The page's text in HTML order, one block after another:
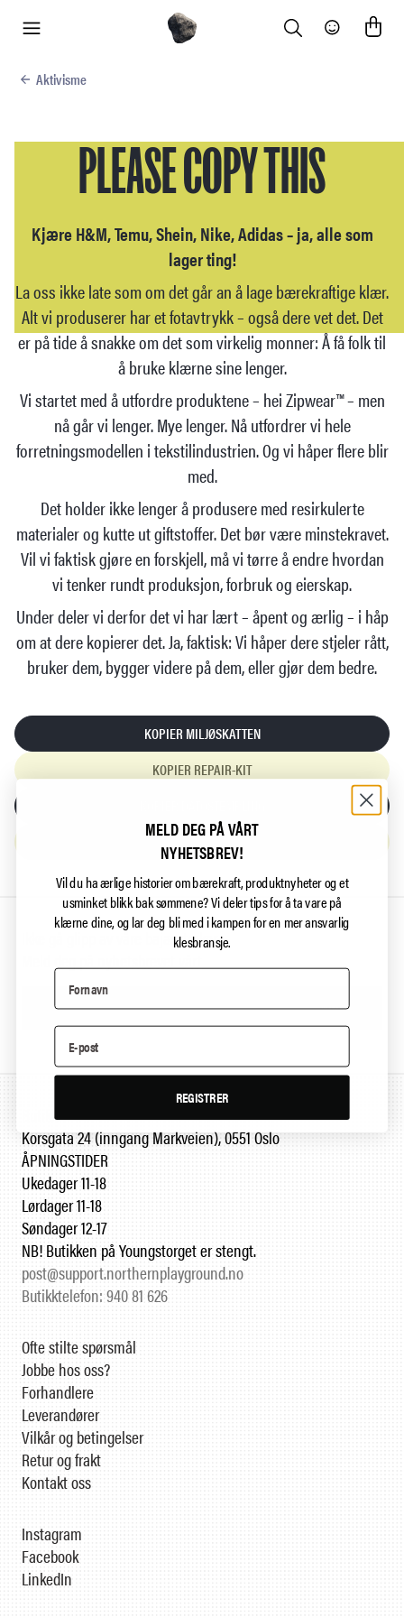
Search Community
Aktivisme
PLEASE COPY THIS
Kjære H&M, Temu, Shein, Nike, Adidas – ja, alle som
lager ting!
La oss ikke late som om det går an å lage bærekraftige klær.
Alt vi produserer har et fotavtrykk – også dere vet det. Det
er på tide å snakke om det som virkelig monner: Å få folk til
å bruke klærne sine lenger.
Vi startet med å utfordre produktene – hei Zipwear™ – men
nå går vi lenger. Mye lenger. Nå utfordrer vi hele
forretningsmodellen i tekstilindustrien. Og vi håper flere blir
med.
Det holder ikke lenger å produsere med resirkulerte
materialer og kutte ut giftstoffer. Det bør være minstekravet.
Vil vi faktisk gjøre en forskjell, må vi tørre å endre hvordan
vi tenker rundt produksjon, forbruk og eierskap.
Under deler vi derfor det vi har lært – åpent og ærlig – i håp
om at dere kopierer det. Ja, faktisk: Vi håper dere stjeler rått,
bruker dem, bygger videre på dem, eller gjør dem bedre.
KOPIER MILJØSKATTEN
KOPIER REPAIR-KIT
KOPIER VÅR AKTIVISME
Ikke gå glipp av våre bajasstreker
Meld på
Butikk
Korsgata 24 (inngang Markveien), 0551 Oslo
ÅPNINGSTIDER
Ukedager 11-18
Lørdager 11-18
Søndager 12-17
NB! Butikken på Youngstorget er stengt.
post@support.northernplayground.no
Butikktelefon: 940 81 626
Ofte stilte spørsmål
Jobbe hos oss?
Forhandlere
Leverandører
Vilkår og betingelser
Retur og frakt
Kontakt oss
Instagram
Facebook
LinkedIn
MELD DEG PÅ VÅRT
NYHETSBREV!
Vil du ha ærlige historier om bærekraft, produktnyheter og et
usminket blikk bak sømmene?Vi deler tips for å ta vare på
klærne dine, og lar deg bli med i kampen for en mer ansvarlig
klesbransje.
REGISTRER